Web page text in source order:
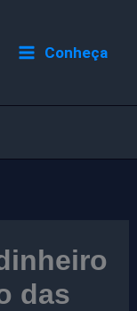
Conheça
das